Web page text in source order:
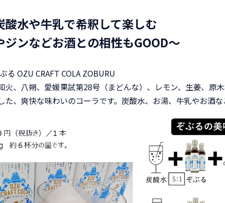
酸水や牛乳で希釈して楽しむ
ジンなどお酒との相性もGOOD～
OZU CRAFT COLA ZOBURU
火、八朔、愛媛果試第28号（まどんな）、レモン、生姜、原
、爽快な味わいのコーラです。炭酸水、お湯、牛乳やお酒な